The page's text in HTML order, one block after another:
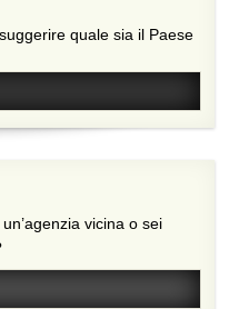
quale sia il Paese